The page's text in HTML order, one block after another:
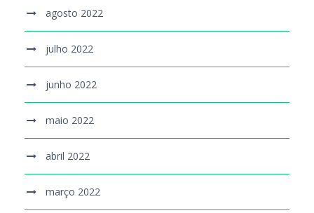
agosto 2022
julho 2022
junho 2022
maio 2022
abril 2022
março 2022